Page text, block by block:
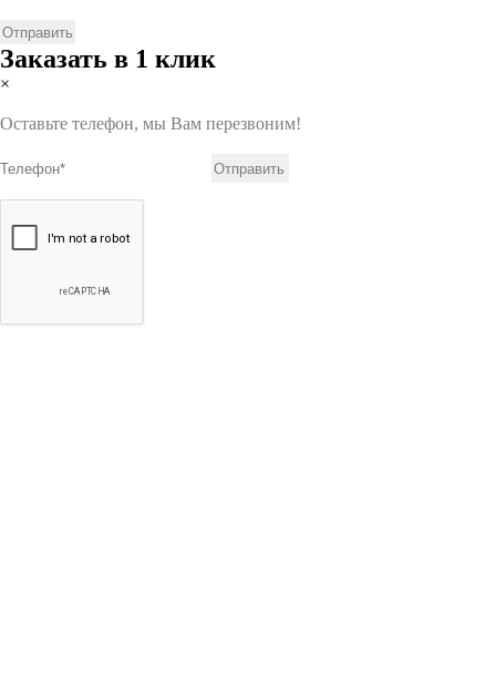
Заказать в 1 клик
×
Оставьте телефон, мы Вам перезвоним!